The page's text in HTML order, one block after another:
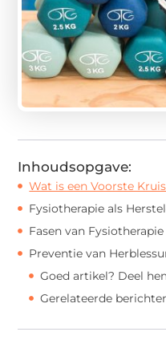
Inhoudsopgave:
Wat is een Voorste
Fysiotherapie als
Fasen van Fysiotherapie
Preventie van
Goed artikel? Deel
Gerelateerde